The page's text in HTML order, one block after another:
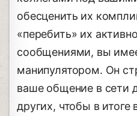
обесценить их
«перебить» их
сообщениями, вы
манипулятором. Он
ваше общение в сети
других, чтобы в итоге